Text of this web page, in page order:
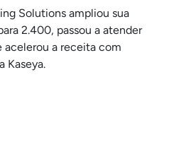
Solutions ampliou sua
2.400, passou a atender
acelerou a receita com
Kaseya.